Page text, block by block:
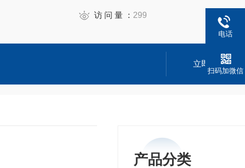
访 问 量 ： 299
立即咨询
产品分类
电话
扫码加微信